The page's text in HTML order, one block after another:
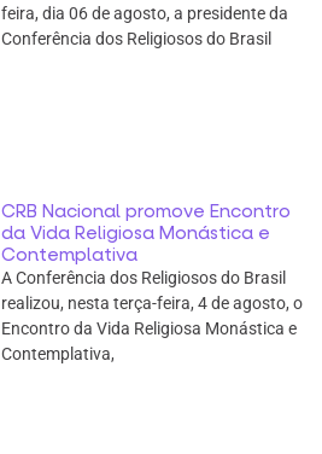
feira, dia 06 de agosto, a presidente da
Conferência dos Religiosos do Brasil
CRB Nacional promove Encontro
da Vida Religiosa Monástica e
Contemplativa
A Conferência dos Religiosos do Brasil
realizou, nesta terça-feira, 4 de agosto, o
Encontro da Vida Religiosa Monástica e
Contemplativa,